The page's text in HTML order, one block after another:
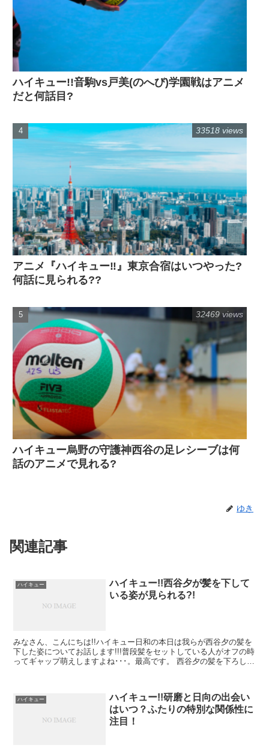
ハイキュー!!音駒vs戸美(のへび)学園戦はアニメ
だと何話目?
アニメ『ハイキュー‼』東京合宿はいつやった?
何話に見られる??
33518 views
ハイキュー烏野の守護神西谷の足レシーブは何
話のアニメで見れる?
32469 views
ゆき
関連記事
ハイキュー
ハイキュー!!西谷夕が髪を下して
いる姿が見られる?!
みなさん、こんにちは!!ハイキュー日和の本日は我らが西谷夕の髪を
下した姿についてお話します!!!普段髪をセットしている人がオフの時
ってギャップ萌えしますよね･･･。最高です。 西谷夕の髪を下ろした
ハイキュー
ハイキュー!!研磨と日向の出会い
はいつ？ふたりの特別な関係性に
注目！